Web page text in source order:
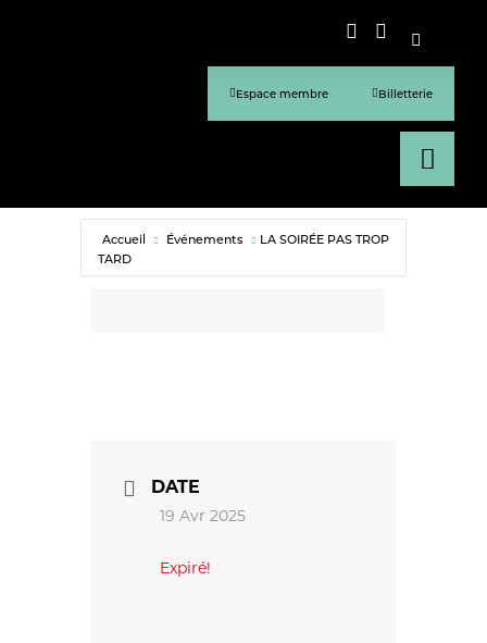
Espace membre Billetterie
Accueil Événements
LA SOIRÉE PAS TROP
TARD
DATE
19 Avr 2025
Expiré!